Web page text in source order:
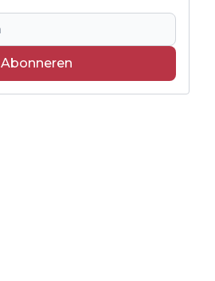
Abonneren